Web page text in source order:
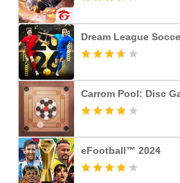
Dream League
Carrom Pool: Disc
eFootball™ 2024